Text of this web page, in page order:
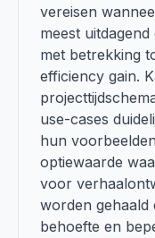
vereisen
meest
met betrekking
efficiency gain.
use-cases
hun
optiewaarde
voor
worden gehaald
behoefte en